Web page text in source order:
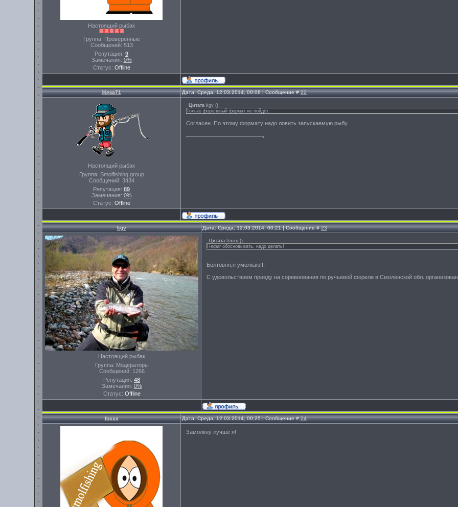
Настоящий рыбак
Группа: Проверенные
Сообщений: 513
Репутация: 9
Замечания: 0%
Статус: Offline
Жека71 Дата: Среда, 12.03.2014, 00:06 | Сообщение #22
Настоящий рыбак
Группа: Smolfishing group
Сообщений: 3434
Репутация: 89
Замечания: 0%
Статус: Offline
Цитата kgv ()
Только форелевый формат не пойдёт.
Согласен. По этому формату надо ловить запускаемую рыбу.
kgv Дата: Среда, 12.03.2014, 00:21 | Сообщение #23
Настоящий рыбак
Группа: Модераторы
Сообщений: 1266
Репутация: 48
Замечания: 0%
Статус: Offline
Цитата foxxx ()
Нефиг обосновывать, надо делать!
Болтовня,я умолкаю!!!
С удовольствием приеду на соревнования по ручьевой форели в Смоленской
foxxx Дата: Среда, 12.03.2014, 00:25 | Сообщение #24
Замолкну лучше я!